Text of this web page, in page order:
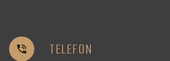

 TELEFON